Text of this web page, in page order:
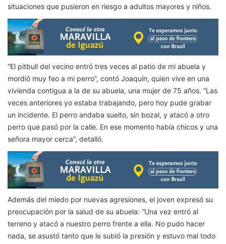
situaciones que pusieron en riesgo a adultos mayores y niños.
“El pitbull del vecino entró tres veces al patio de mi abuela y
mordió muy feo a mi perro”, contó Joaquín, quien vive en una
vivienda contigua a la de su abuela, una mujer de 75 años. “Las
veces anteriores yo estaba trabajando, pero hoy pude grabar
un incidente. El perro andaba suelto, sin bozal, y atacó a otro
perro que pasó por la calle. En ese momento había chicos y una
señora mayor cerca”, detalló.
Además del miedo por nuevas agresiones, el joven expresó su
preocupación por la salud de su abuela: “Una vez entró al
terreno y atacó a nuestro perro frente a ella. No pudo hacer
nada, se asustó tanto que le subió la presión y estuvo mal todo